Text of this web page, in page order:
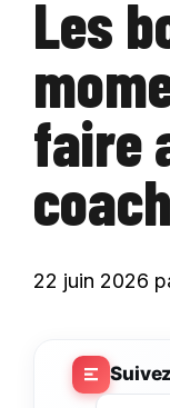
Les
faire
22 juin 2026
Suivez